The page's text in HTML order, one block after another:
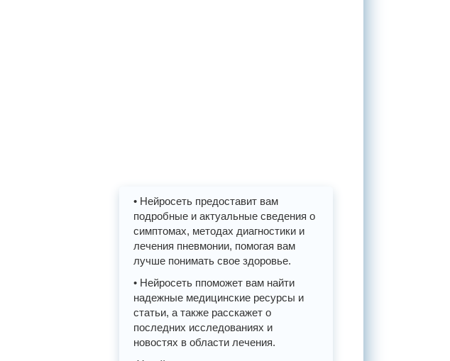
• Нейросеть предоставит вам
подробные и актуальные сведения о
симптомах, методах диагностики и
лечения пневмонии, помогая вам
лучше понимать свое здоровье.
• Нейросеть ппоможет вам найти
надежные медицинские ресурсы и
статьи, а также расскажет о
последних исследованиях и
новостях в области лечения.